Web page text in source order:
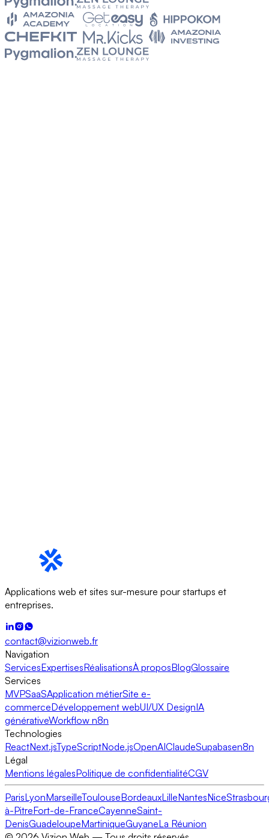
Applications web et sites sur-mesure pour startups et
entreprises.
contact@vizionweb.fr
Navigation
ServicesExpertisesRéalisationsÀ proposBlogGlossaire
Services
MVPSaaSApplication métierSite e-
commerceDéveloppement webUI/UX DesignIA
générativeWorkflow n8n
Technologies
ReactNext.jsTypeScriptNode.jsOpenAIClaudeSupabasen8n
Légal
Mentions légalesPolitique de confidentialitéCGV
ParisLyonMarseilleToulouseBordeauxLilleNantesNice
à-PitreFort-de-FranceCayenneSaint-
DenisGuadeloupeMartiniqueGuyaneLa Réunion